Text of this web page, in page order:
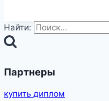
Найти:
Партнеры
купить диплом